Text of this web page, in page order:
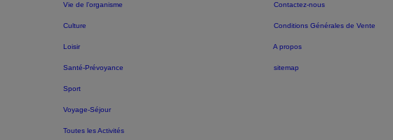
Vie de l’organisme
Culture
Loisir
Santé-Prévoyance
Sport
Voyage-Séjour
Toutes les Activités
Contactez-nous
Conditions Générales de Vente
A propos
sitemap